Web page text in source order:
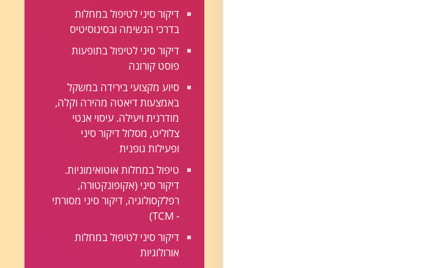
דיקור סיני לטיפול במחלות
בדרכי הנשימה ובסינוסיטיס
דיקור סיני לטיפול בתופעות
פוסט קורונה
סיוע מקצועי בירידה במשקל
באמצעות דיאטה מהירה וקלה,
מודרנית ויעילה. עיסוי אנטי
צלוליט, מסלול דיקור סיני
ופעילות גופנית
טיפול במחלות אוטואימוניות.
דיקור סיני (אקופונקטורה,
רפלקסולוגיה, דיקור סיני מסורתי
- TCM)
דיקור סיני לטיפול במחלות
אורולוגיות